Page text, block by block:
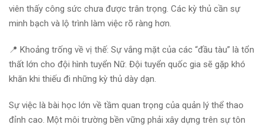
viên thấy công sức chưa được trân trọng. Các kỳ thủ cần sự
minh bạch và lộ trình làm việc rõ ràng hơn.
📍 Khoảng trống về vị thế: Sự vắng mặt của các “đầu tàu” là tổn
thất lớn cho đội hình tuyển Nữ. Đội tuyển quốc gia sẽ gặp khó
khăn khi thiếu đi những kỳ thủ dày dạn.
Sự việc là bài học lớn về tầm quan trọng của quản lý thể thao
đỉnh cao. Một môi trường bền vững phải xây dựng trên sự tôn